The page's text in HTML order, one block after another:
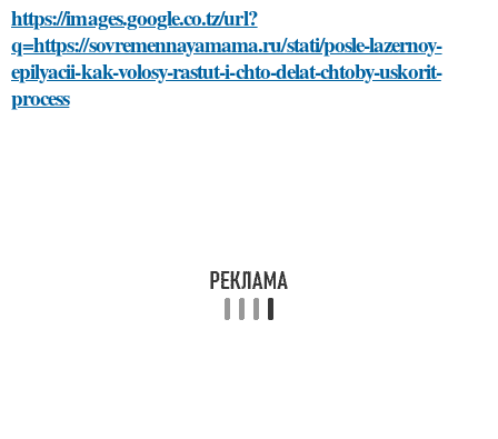
https://images.google.co.tz/url?
q=https://sovremennayamama.ru/stati/posle-lazernoy-
epilyacii-kak-volosy-rastut-i-chto-delat-chtoby-uskorit-
process